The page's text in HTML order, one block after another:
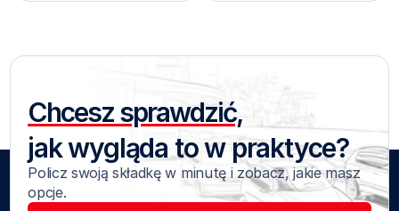
Chcesz sprawdzić,
jak wygląda to w praktyce?
Policz swoją składkę w minutę i zobacz, jakie masz
opcje.